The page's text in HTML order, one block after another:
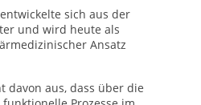
sich aus der
und wird heute als
Ansatz
davon aus, dass über die